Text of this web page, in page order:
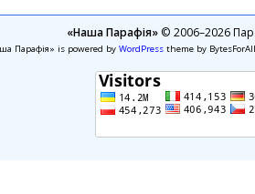
«Наша Парафія»© 2006–2026
Парафія» is powered by WordPresstheme by